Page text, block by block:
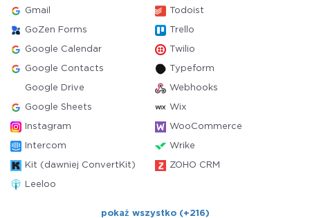
Gmail Todoist
GoZen Forms Trello
Google Calendar Twilio
Google Contacts Typeform
Google Drive Webhooks
Google Sheets Wix
Instagram WooCommerce
Intercom Wrike
Kit (dawniej ConvertKit) ZOHO CRM
Leeloo
pokaż wszystko (+216)